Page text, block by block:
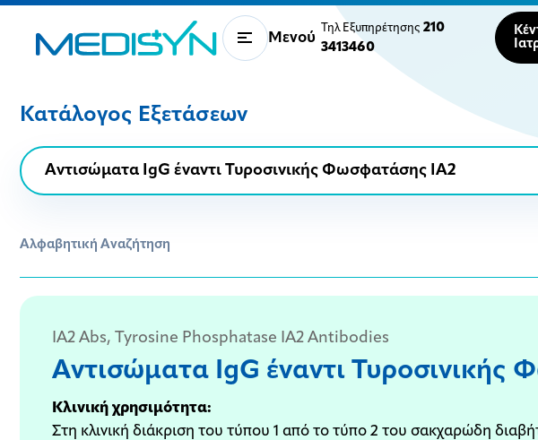
Μενού
Τηλ Εξυπηρέτησης 210
3413460
Κατάλογος Εξετάσεων
Αλφαβητική Αναζήτηση
IA2 Abs, Tyrosine Phosphatase IA2 Antibodies
Αντισώματα IgG έναντι Τυροσινικής
Κλινική χρησιμότητα:
Στη κλινική διάκριση του τύπου 1 από το τύπο 2 του σακχαρώδη